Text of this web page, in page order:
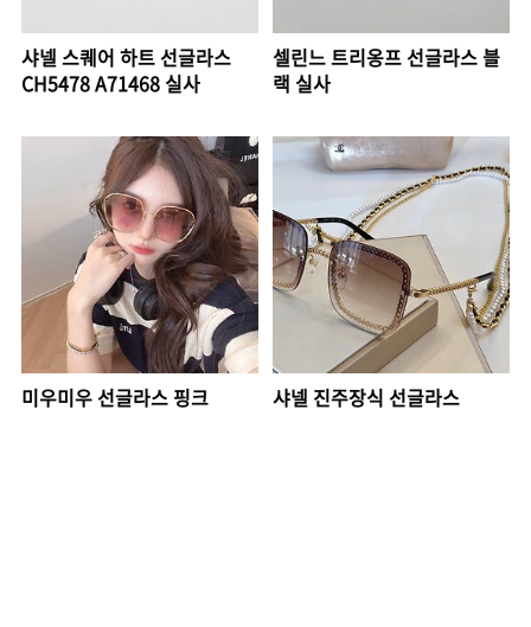
샤넬 스퀘어 하트 선글라스
CH5478 A71468 실사
셀린느 트리옹프 선글라스 블
랙 실사
미우미우 선글라스 핑크 샤넬 진주장식 선글라스